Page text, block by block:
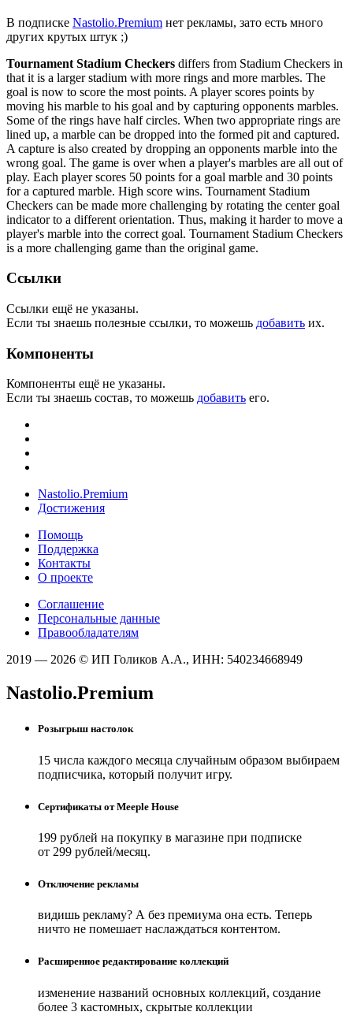
В подписке Nastolio.Premium нет рекламы, зато есть много
других крутых штук ;)
Tournament Stadium Checkers differs from Stadium Checkers in
that it is a larger stadium with more rings and more marbles. The
goal is now to score the most points. A player scores points by
moving his marble to his goal and by capturing opponents marbles.
Some of the rings have half circles. When two appropriate rings are
lined up, a marble can be dropped into the formed pit and captured.
A capture is also created by dropping an opponents marble into the
wrong goal. The game is over when a player's marbles are all out of
play. Each player scores 50 points for a goal marble and 30 points
for a captured marble. High score wins. Tournament Stadium
Checkers can be made more challenging by rotating the center goal
indicator to a different orientation. Thus, making it harder to move a
player's marble into the correct goal. Tournament Stadium Checkers
is a more challenging game than the original game.
Ссылки
Ссылки ещё не указаны.
Если ты знаешь полезные ссылки, то можешь добавить их.
Компоненты
Компоненты ещё не указаны.
Если ты знаешь состав, то можешь добавить его.
Nastolio.Premium
Достижения
Помощь
Поддержка
Контакты
О проекте
Соглашение
Персональные данные
Правообладателям
2019 — 2026 © ИП Голиков А.А., ИНН: 540234668949
Nastolio.Premium
Розыгрыш настолок
15 числа каждого месяца случайным образом выбираем
подписчика, который получит игру.
Сертификаты от Meeple House
199 рублей на покупку в магазине при подписке
от 299 рублей/месяц.
Отключение рекламы
видишь рекламу? А без премиума она есть. Теперь
ничто не помешает наслаждаться контентом.
Расширенное редактирование коллекций
изменение названий основных коллекций, создание
более 3 кастомных, скрытые коллекции